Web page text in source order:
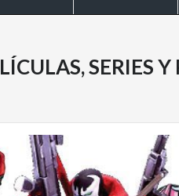
SERIES